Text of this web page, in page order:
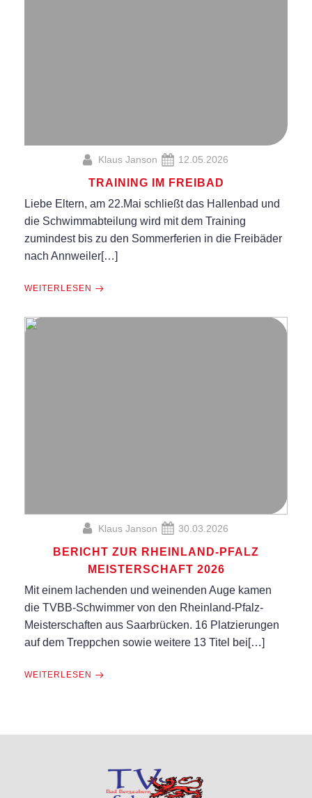
Klaus Janson 12.05.2026
TRAINING IM FREIBAD
Liebe Eltern, am 22.Mai schließt das Hallenbad und
die Schwimmabteilung wird mit dem Training
zumindest bis zu den Sommerferien in die Freibäder
nach Annweiler[…]
WEITERLESEN
Klaus Janson 30.03.2026
BERICHT ZUR RHEINLAND-PFALZ
MEISTERSCHAFT 2026
Mit einem lachenden und weinenden Auge kamen
die TVBB-Schwimmer von den Rheinland-Pfalz-
Meisterschaften aus Saarbrücken. 16 Platzierungen
auf dem Treppchen sowie weitere 13 Titel bei[…]
WEITERLESEN